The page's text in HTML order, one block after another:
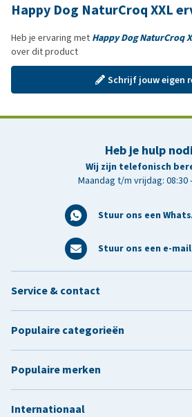
Happy Dog NaturCroq XXL
Heb je ervaring met Happy Dog NaturCroq
over dit product
Schrijf jouw eigen
Heb je hulp
Wij zijn telefonisch
Maandag t/m vrijdag: 08:30
Stuur ons een
Stuur ons een e-mail
Service & contact
Populaire categorieën
Populaire merken
Internationaal